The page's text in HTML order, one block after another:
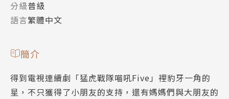
分級普級
語言繁體中文
簡介
得到電視連續劇「猛虎戰隊喵吼Five」裡豹牙一角的
星，不只獲得了小朋友的支持，還有媽媽們與大朋友的